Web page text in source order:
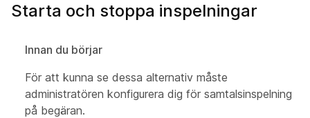
Starta och stoppa inspelningar
Innan du börjar
För att kunna se dessa alternativ måste
administratören konfigurera dig för samtalsinspelning
på begäran.